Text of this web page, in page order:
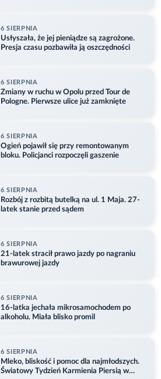
6 SIERPNIA
Usłyszała, że jej pieniądze są zagrożone.
Presja czasu pozbawiła ją oszczędności
6 SIERPNIA
Zmiany w ruchu w Opolu przed Tour de
Pologne. Pierwsze ulice już zamknięte
6 SIERPNIA
Ogień pojawił się przy remontowanym
bloku. Policjanci rozpoczęli gaszenie
6 SIERPNIA
Rozbój z rozbitą butelką na ul. 1 Maja. 27-
latek stanie przed sądem
6 SIERPNIA
21-latek stracił prawo jazdy po nagraniu
brawurowej jazdy
6 SIERPNIA
16-latka jechała mikrosamochodem po
alkoholu. Miała blisko promil
6 SIERPNIA
Mleko, bliskość i pomoc dla najmłodszych.
Światowy Tydzień Karmienia Piersią w